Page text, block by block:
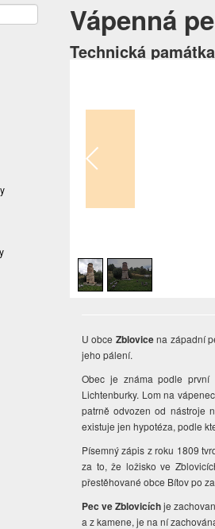
Vápenná
Technická
U obce Zblovicena západní
jeho pálení.
Obec je známa podle
Lichtenburky. Lom na
patrně odvozen od nástroje
existuje jen hypotéza, podle
Písemný zápis z roku 1809
za to, že ložisko ve
přestěhované obce Bítov po
Pec ve Zblovicíchje
a z kamene, je na ní